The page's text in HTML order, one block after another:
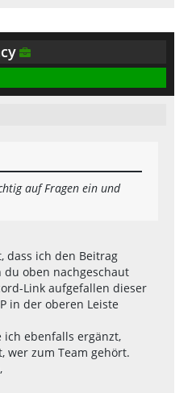
auf Fragen ein und
dass ich den Beitrag
oben nachgeschaut
Link aufgefallen dieser
in der oberen Leiste
ich ebenfalls ergänzt,
wer zum Team gehört.